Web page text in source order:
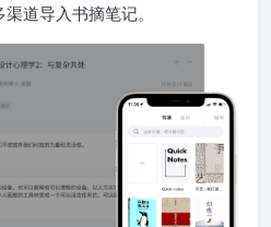
道导入书摘笔记。